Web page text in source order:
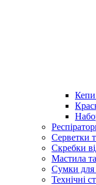
Кепи
Серветки
Скребки
Мастила
Сумки для
Технічні